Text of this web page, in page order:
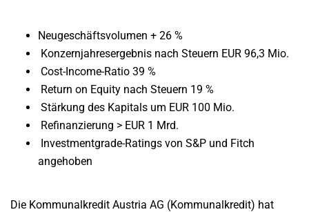
Neugeschäftsvolumen + 26 %
Konzernjahresergebnis nach Steuern EUR 96,3 Mio.
Cost-Income-Ratio 39 %
Return on Equity nach Steuern 19 %
Stärkung des Kapitals um EUR 100 Mio.
Refinanzierung > EUR 1 Mrd.
Investmentgrade-Ratings von S&P und Fitch
angehoben
Die Kommunalkredit Austria AG (Kommunalkredit) hat